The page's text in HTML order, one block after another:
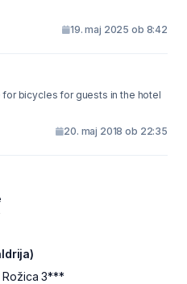
19. maj 2025 ob 8:42
bicycles for guests in the hotel
20. maj 2018 ob 22:35
Rožica 3***